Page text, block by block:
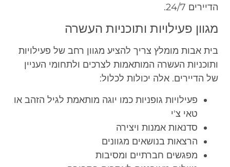
הדיירים 24/7.
מגוון פעילויות ותוכניות העשרה
בית אבות מומלץ צריך להציע מגוון רחב של פעילויות
ותוכניות העשרה המותאמות לצרכים ולתחומי העניין
של הדיירים. אלה יכולות לכלול:
פעילויות גופניות כמו יוגה מותאמת לגיל הזהב או
טאי צ'י
סדנאות אמנות ויצירה
הרצאות בנושאים מגוונים
מפגשים חברתיים ומסיבות